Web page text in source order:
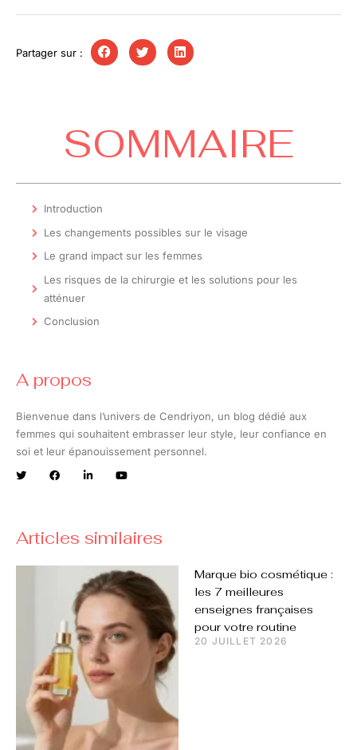
Partager sur :
SOMMAIRE
Introduction
Les changements possibles sur le visage
Le grand impact sur les femmes
Les risques de la chirurgie et les solutions pour les
atténuer
Conclusion
A propos
Bienvenue dans l’univers de Cendriyon, un blog dédié aux
femmes qui souhaitent embrasser leur style, leur confiance en
soi et leur épanouissement personnel.
Articles similaires
Marque bio cosmétique :
les 7 meilleures
enseignes françaises
pour votre routine
20 JUILLET 2026